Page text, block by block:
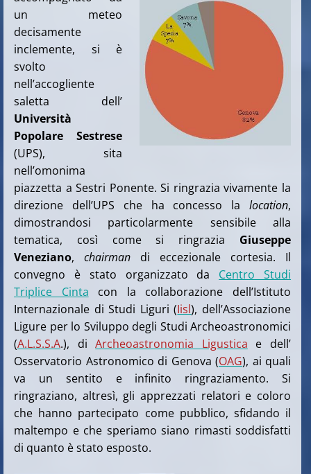
un meteo
decisamente
inclemente, si è
svolto
nell’accogliente
saletta dell’
Università
Popolare Sestrese
(UPS), sita
nell’omonima
piazzetta a Sestri Ponente. Si ringrazia vivamente la
direzione dell’UPS che ha concesso lalocation,
dimostrandosi particolarmente sensibile alla
tematica, così come si ringrazia Giuseppe
Veneziano,chairman di eccezionale cortesia. Il
convegno è stato organizzato da Centro Studi
Triplice Cinta con la collaborazione dell’Istituto
Internazionale di Studi Liguri (Iisl), dell’Associazione
Ligure per lo Sviluppo degli Studi Archeoastronomici
(A.L.S.S.A.), diArcheoastronomia Ligustica e dell’
Osservatorio Astronomico di Genova (OAG), ai quali
va un sentito e infinito ringraziamento. Si
ringraziano, altresì, gli apprezzati relatori e coloro
che hanno partecipato come pubblico, sfidando il
maltempo e che speriamo siano rimasti soddisfatti
di quanto è stato esposto.